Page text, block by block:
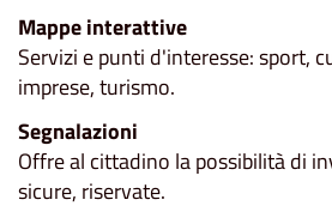
Mappe interattive
Servizi e punti d'interesse: sport,
imprese, turismo.
Segnalazioni
Offre al cittadino la possibilità di
sicure, riservate.